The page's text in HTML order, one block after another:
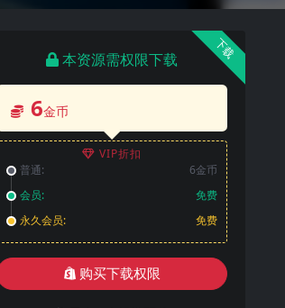
下载
本资源需权限下载
6金币
VIP折扣
普通:
6金币
会员:
免费
永久会员:
免费
购买下载权限